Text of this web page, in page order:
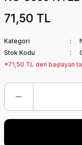
71,50 TL
Kategori
Stok Kodu
*71,50 TL den başlayan